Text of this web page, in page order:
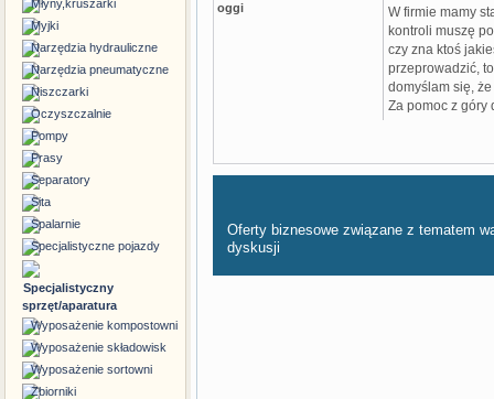
Młyny,kruszarki
Myjki
Narzędzia hydrauliczne
Narzędzia pneumatyczne
Niszczarki
Oczyszczalnie
Pompy
Prasy
Separatory
Sita
Spalarnie
Specjalistyczne pojazdy
Specjalistyczny
sprzęt/aparatura
Wyposażenie kompostowni
Wyposażenie składowisk
Wyposażenie sortowni
Zbiorniki
oggi
W firmie mamy
kontroli muszę
czy zna ktoś
przeprowadzić,
domyślam się, że
Za pomoc z góry
Oferty biznesowe związane z tematem
dyskusji